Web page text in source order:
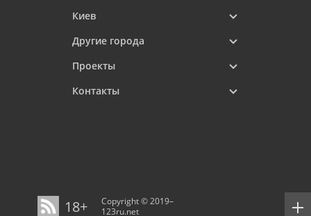
Киев
Другие города
Проекты
Контакты
18+
Copyright © 2019–
123ru.net